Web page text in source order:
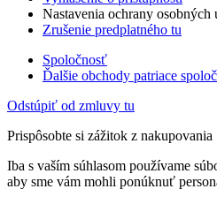
Nastavenia ochrany osobných
Zrušenie predplatného tu
Spoločnosť
Ďalšie obchody patriace
Odstúpiť od zmluvy tu
Prispôsobte si zážitok z nakupovania
Iba s vaším súhlasom používame
aby sme vám mohli ponúknuť